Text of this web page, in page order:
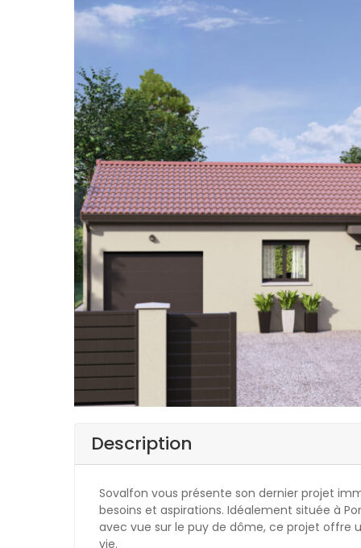
Description
Sovalfon vous présente son dernier projet
besoins et aspirations. Idéalement située à
avec vue sur le puy de dôme, ce projet offre
vie.